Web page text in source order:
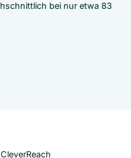
bei nur etwa 83